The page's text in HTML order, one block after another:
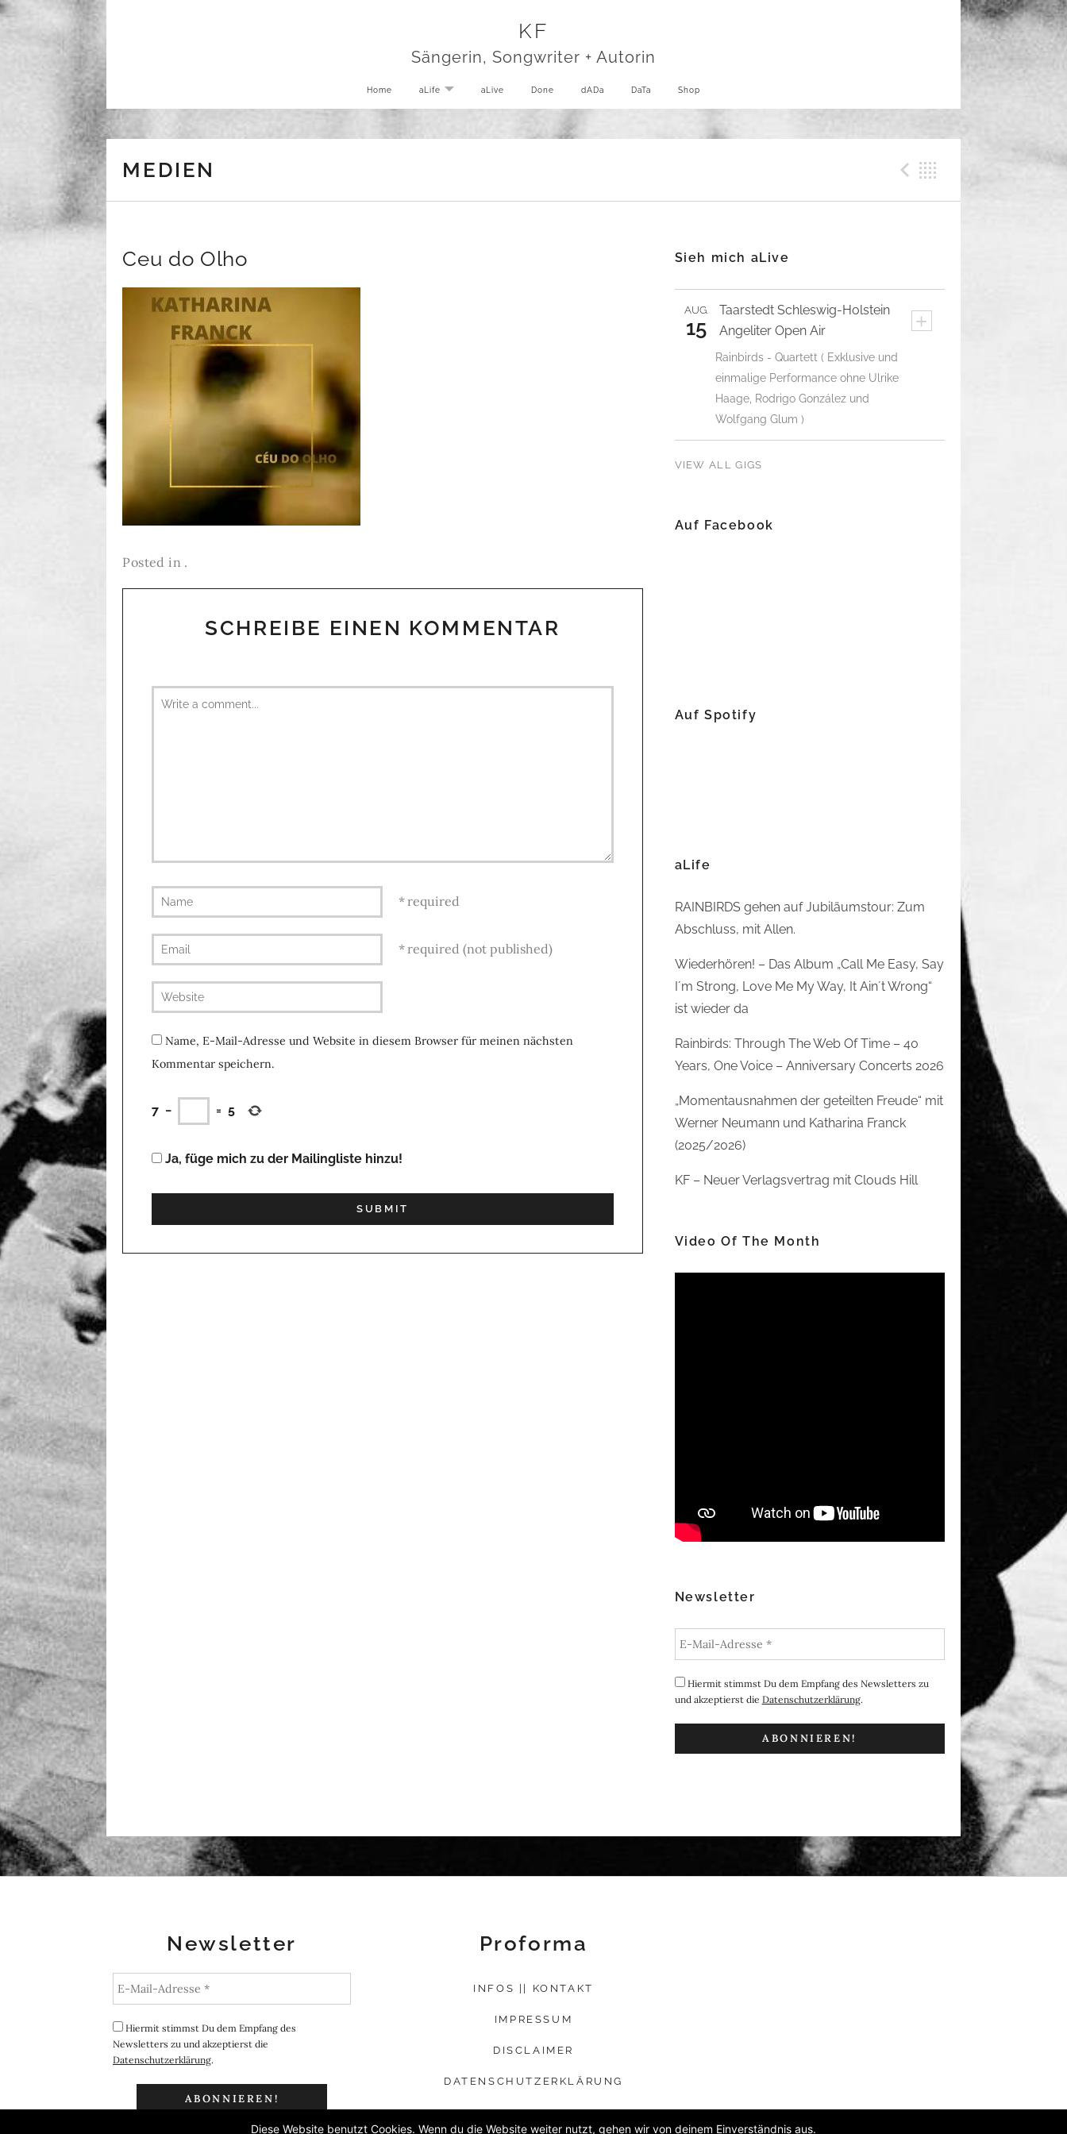
Skip to content
KF
Sängerin, Songwriter + Autorin
Home aLife EXPAND SUBMENU
aLive Done dADa DaTa Shop
MEDIEN Previous
Ceu do Olho
Posted in .
SCHREIBE EINEN KOMMENTAR
required
required (not published)
Name, E-Mail-Adresse und Website in diesem Browser für meinen nächsten
Kommentar speichern.
7 − = 5
Ja, füge mich zu der Mailingliste hinzu!
Sieh mich aLive
Taarstedt Schleswig-Holstein +
AUG.
15 Angeliter Open Air
Rainbirds - Quartett ( Exklusive und
einmalige Performance ohne Ulrike
Haage, Rodrigo González und
Wolfgang Glum )
VIEW ALL GIGS
Auf Facebook
Auf Spotify
aLife
RAINBIRDS gehen auf Jubiläumstour: Zum
Abschluss, mit Allen.
Wiederhören! – Das Album „Call Me Easy, Say
I´m Strong, Love Me My Way, It Ain´t Wrong“
ist wieder da
Rainbirds: Through The Web Of Time – 40
Years, One Voice – Anniversary Concerts 2026
„Momentausnahmen der geteilten Freude“ mit
Werner Neumann und Katharina Franck
(2025/2026)
KF – Neuer Verlagsvertrag mit Clouds Hill
Video Of The Month
Newsletter
Hiermit stimmst Du dem Empfang des Newsletters zu
und akzeptierst die Datenschutzerklärung.
Newsletter
Hiermit stimmst Du dem Empfang des
Newsletters zu und akzeptierst die
Datenschutzerklärung.
Proforma
INFOS || KONTAKT
IMPRESSUM
DISCLAIMER
DATENSCHUTZERKLÄRUNG
Diese Website benutzt Cookies. Wenn du die Website weiter nutzt, gehen wir von deinem Einverständnis aus.